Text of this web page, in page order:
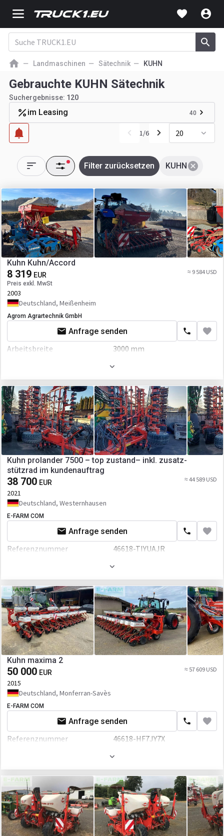
Landmaschinen Sätechnik KUHN
Gebrauchte KUHN Sätechnik
Suchergebnisse: 120
im Leasing 40
1/6 20
KUHN
Filter zurücksetzen
Kuhn Kuhn/Accord
8 319 EUR
Preis exkl. MwSt
≈ 9 584 USD
2003
Deutschland, Meißenheim
Agrom Agrartechnik GmbH
Anfrage senden
Arbeitsbreite 3000 mm
Arbeitsbeleuchtung
Bordcomputer
Kuhn prolander 7500 – top zustand– inkl. zusatz-
stützrad im kundenauftrag
38 700 EUR ≈ 44 589 USD
2021
Deutschland, Westernhausen
E-FARM COM
Anfrage senden
Referenznummer
46618-TIYUAJR
80 mm
Kuhn maxima 2
50 000 EUR ≈ 57 609 USD
2015
Deutschland, Monferran-Savès
E-FARM COM
Anfrage senden
Referenznummer 46618-HF7JY7X